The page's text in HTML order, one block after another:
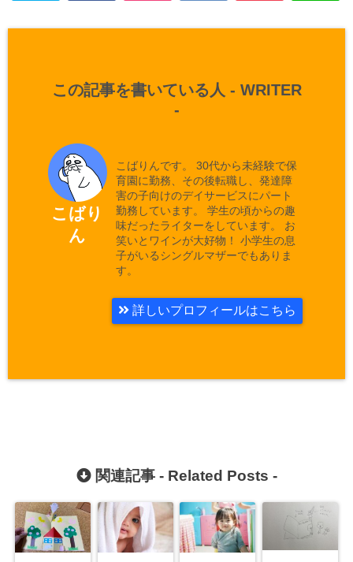
この記事を書いている人 - WRITER
-
こばり
ん
こばりんです。 30代から未経験で保
育園に勤務、その後転職し、発達障
害の子向けのデイサービスにパート
勤務しています。 学生の頃からの趣
味だったライターをしています。 お
笑いとワインが大好物！ 小学生の息
子がいるシングルマザーでもありま
す。
詳しいプロフィールはこちら
関連記事 - Related Posts -